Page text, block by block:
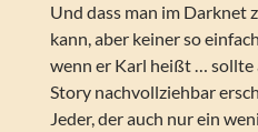
Und dass man im Darknet
kann, aber keiner so
wenn er Karl heißt … sollte
Story nachvollziehbar
Jeder, der auch nur ein